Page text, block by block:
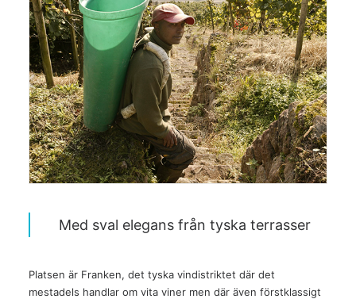
Med sval elegans från tyska terrasser
Platsen är Franken, det tyska vindistriktet där det
mestadels handlar om vita viner men där även förstklassigt